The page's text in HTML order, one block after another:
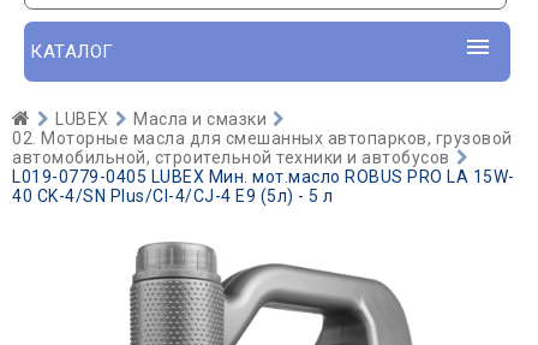
КАТАЛОГ
LUBEX
Масла и смазки
02. Моторные масла для смешанных автопарков, грузовой
автомобильной, строительной техники и автобусов
L019-0779-0405 LUBEX Мин. мот.масло ROBUS PRO LA 15W-
40 CK-4/SN Plus/CI-4/CJ-4 E9 (5л) - 5 л